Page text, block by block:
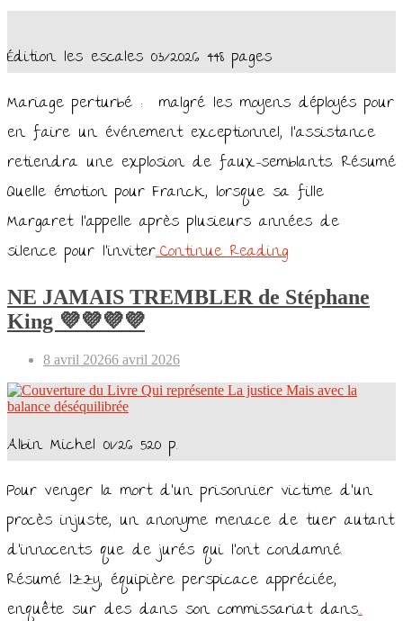
Édition les escales 03/2026 448 pages
Mariage perturbé : malgré les moyens déployés pour
en faire un événement exceptionnel, l’assistance
retiendra une explosion de faux-semblants. Résumé
Quelle émotion pour Franck, lorsque sa fille
Margaret l’appelle après plusieurs années de
silence pour l’inviter…Continue Reading
NE JAMAIS TREMBLER de Stéphane
King 💜💜💜💜
Posted
8 avril 20266 avril 2026
Albin Michel 01/26 520 p.
Pour venger la mort d’un prisonnier victime d’un
procès injuste, un anonyme menace de tuer autant
d’innocents que de jurés qui l’ont condamné.
Résumé Izzy, équipière perspicace appréciée,
enquête sur des dans son commissariat dans…